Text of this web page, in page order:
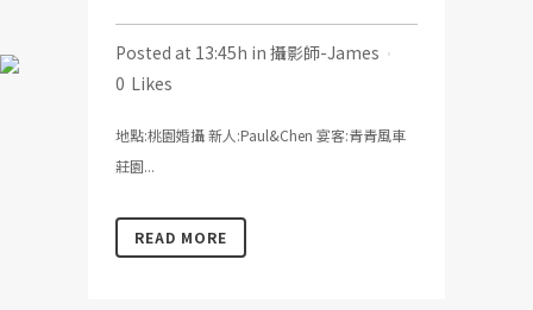
Posted at 13:45h in 攝影師-James
0 Likes
地點:桃園婚攝 新人:Paul&Chen 宴客:青青風車
莊園...
READ MORE